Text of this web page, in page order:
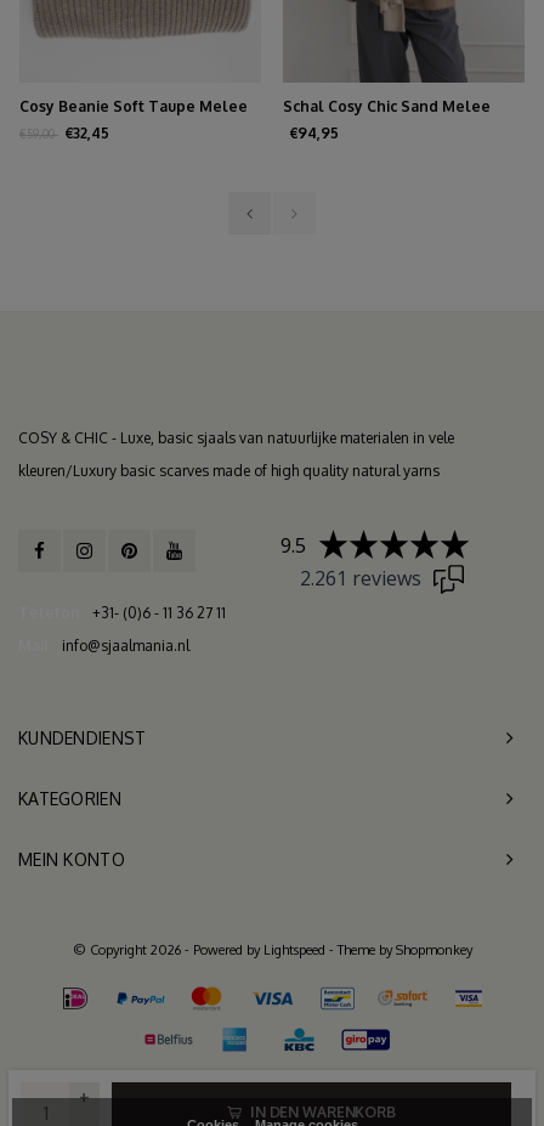
+
IN DEN WARENKORB
Cosy Beanie Soft Taupe Melee
€59,00 €32,45
Schal Cosy Chic Sand Melee
€94,95
COSY & CHIC - Luxe, basic sjaals van natuurlijke materialen in vele
kleuren/Luxury basic scarves made of high quality natural yarns
+31- (0)6 - 11 36 27 11
info@sjaalmania.nl
9.5
2.261 reviews
KUNDENDIENST
KATEGORIEN
MEIN KONTO
© Copyright 2026 - Powered by Lightspeed - Theme byShopmonkey